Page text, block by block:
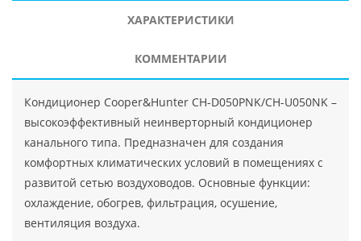
ХАРАКТЕРИСТИКИ
КОММЕНТАРИИ
Кондиционер Cooper&Hunter CH-D050PNK/CH-U050NK –
высокоэффективный неинверторный кондиционер
канального типа. Предназначен для создания
комфортных климатических условий в помещениях с
развитой сетью воздуховодов. Основные функции:
охлаждение, обогрев, фильтрация, осушение,
вентиляция воздуха.